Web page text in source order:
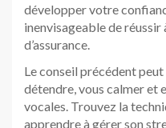
développer votre
inenvisageable de
d’assurance.
Le conseil précédent
détendre, vous calmer et
vocales. Trouvez la
apprendre à gérer son